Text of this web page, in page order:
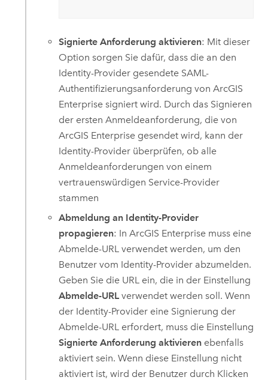
Signierte Anforderung aktivieren: Mit dieser
Option sorgen Sie dafür, dass die an den
Identity-Provider gesendete SAML-
Authentifizierungsanforderung vonArcGIS
Enterprise signiert wird. Durch das Signieren
der ersten Anmeldeanforderung, die von
ArcGIS Enterprise gesendet wird, kann der
Identity-Provider überprüfen, ob alle
Anmeldeanforderungen von einem
vertrauenswürdigen Service-Provider
stammen
Abmeldung an Identity-Provider
propagieren: InArcGIS Enterprise muss eine
Abmelde-URL verwendet werden, um den
Benutzer vom Identity-Provider abzumelden.
Geben Sie die URL ein, die in der Einstellung
Abmelde-URL verwendet werden soll. Wenn
der Identity-Provider eine Signierung der
Abmelde-URL erfordert, muss die Einstellung
Signierte Anforderung aktivieren ebenfalls
aktiviert sein. Wenn diese Einstellung nicht
aktiviert ist, wird der Benutzer durch Klicken